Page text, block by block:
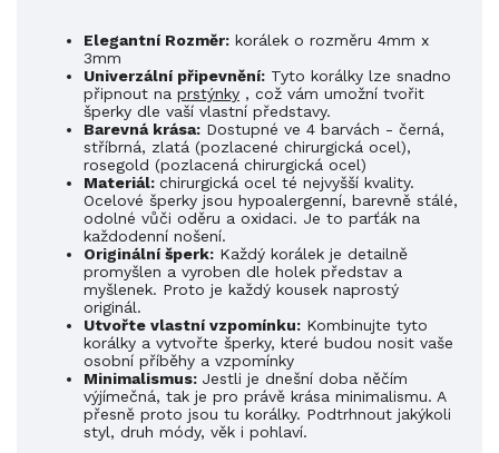
Elegantní Rozměr: korálek o rozměru 4mm x
3mm
Univerzální připevnění: Tyto korálky lze snadno
připnout na prstýnky , což vám umožní tvořit
šperky dle vaší vlastní představy.
Barevná krása: Dostupné ve 4 barvách - černá,
stříbrná, zlatá (pozlacené chirurgická ocel),
rosegold (pozlacená chirurgická ocel)
Materiál: chirurgická ocel té nejvyšší kvality.
Ocelové šperky jsou hypoalergenní, barevně stálé,
odolné vůči oděru a oxidaci. Je to parťák na
každodenní nošení.
Originální šperk: Každý korálek je detailně
promyšlen a vyroben dle holek představ a
myšlenek. Proto je každý kousek naprostý
originál.
Utvořte vlastní vzpomínku: Kombinujte tyto
korálky a vytvořte šperky, které budou nosit vaše
osobní příběhy a vzpomínky
Minimalismus: Jestli je dnešní doba něčím
výjímečná, tak je pro právě krása minimalismu. A
přesně proto jsou tu korálky. Podtrhnout jakýkoli
styl, druh módy, věk i pohlaví.